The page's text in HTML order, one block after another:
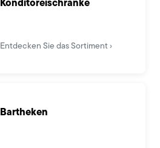
Entdecken Sie das Sortiment
Bartheken